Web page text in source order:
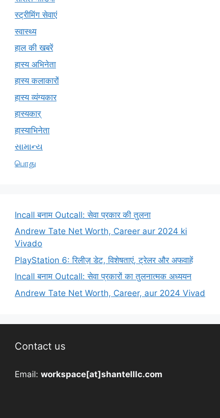
स्ट्रीमिंग सेवाएं
स्वास्थ्य
हाल की खबरें
हास्य अभिनेता
हास्य कलाकारों
हास्य व्यंग्यकार
हास्यकार्
हास्याभिनेता
સામાન્ય
பொது
Incall बनाम Outcall: सेवा प्रकार की तुलना
Andrew Tate Net Worth, Career aur 2024 ki
Vivado
PlayStation 6: रिलीज़ डेट, विशेषताएं, ट्रेलर और अफवाहें
Incall बनाम Outcall: सेवा प्रकारों का तुलनात्मक अध्ययन
Andrew Tate Net Worth, Career, aur 2024 Vivad
Contact us
Email: workspace[at]shantelllc.com